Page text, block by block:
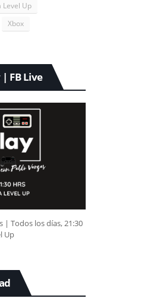
Level Up
Xbox
FB Live
| Todos los días, 21:30
Up